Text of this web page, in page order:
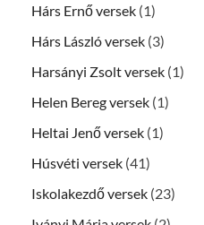
Hárs Ernő versek (1)
Hárs László versek (3)
Harsányi Zsolt versek (1)
Helen Bereg versek (1)
Heltai Jenő versek (1)
Húsvéti versek (41)
Iskolakezdő versek (23)